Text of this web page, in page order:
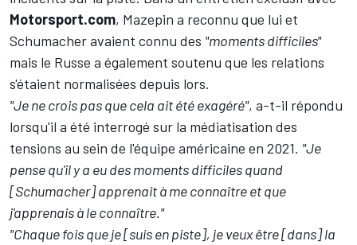
Motorsport.com, Mazepin a reconnu que lui et
Schumacher avaient connu des "moments difficiles"
mais le Russe a également soutenu que les relations
s'étaient normalisées depuis lors.
"Je ne crois pas que cela ait été exagéré", a-t-il répondu
lorsqu'il a été interrogé sur la médiatisation des
tensions au sein de l'équipe américaine en 2021. "Je
pense qu'il y a eu des moments difficiles quand
[Schumacher] apprenait à me connaître et que
j'apprenais à le connaître."
"Chaque fois que je [suis en piste], je veux être [dans] la